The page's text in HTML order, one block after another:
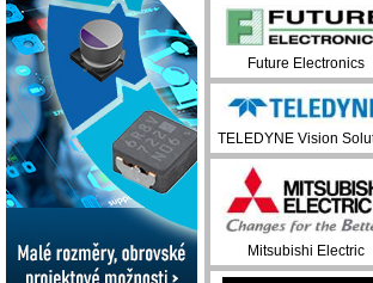
Future Electronics
TELEDYNE Vision
Mitsubishi Electric